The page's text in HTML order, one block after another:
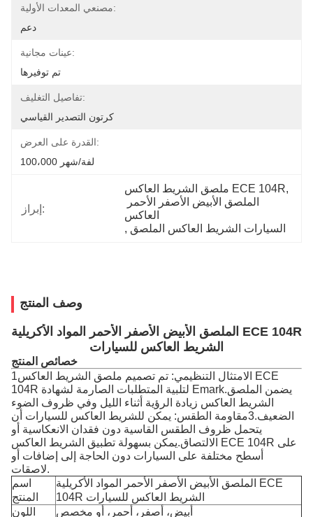
مصنعي المعدات الأولية:
دعم
عينات مجانية:
تم توفيرها
تفاصيل التغليف:
كرتون التصدير القياسي
القدرة على العرض:
100،000 لفة/شهر
إبراز:
ملصق الشريط العاكس ECE 104R
العاكس
, السيارات الشريط العاكس الملصق
وصف المنتج
الملصق الأبيض الأصفر الأحمر المواد الأكريلية ECE 104R
الشريط العاكس للسيارات
خصائص المنتج
1الامتثال التنظيمي: تم تصميم ملصق الشريط العاكس ECE
104R لتلبية المتطلبات الصارمة لشهادة Emark.يضمن الملصق
الشريط العاكس زيادة الرؤية أثناء الليل وفي ظروف الضوء
الضعيف.3مقاومة الطقس: يمكن للشريط العاكس للسيارات أن
يتحمل ظروف الطقس القاسية دون فقدان الانعكاسية أو
الالتصاق.يمكن بسهولة تطبيق الشريط العاكس ECE 104R على
أسطح مختلفة على السيارات دون الحاجة إلى إضافات أو
لاصقات.
اسم
المنتج
الملصق الأبيض الأصفر الأحمر المواد الأكريلية ECE
104R الشريط العاكس للسيارات
اللون
أبيض، أصفر، أحمر، أو مخصص